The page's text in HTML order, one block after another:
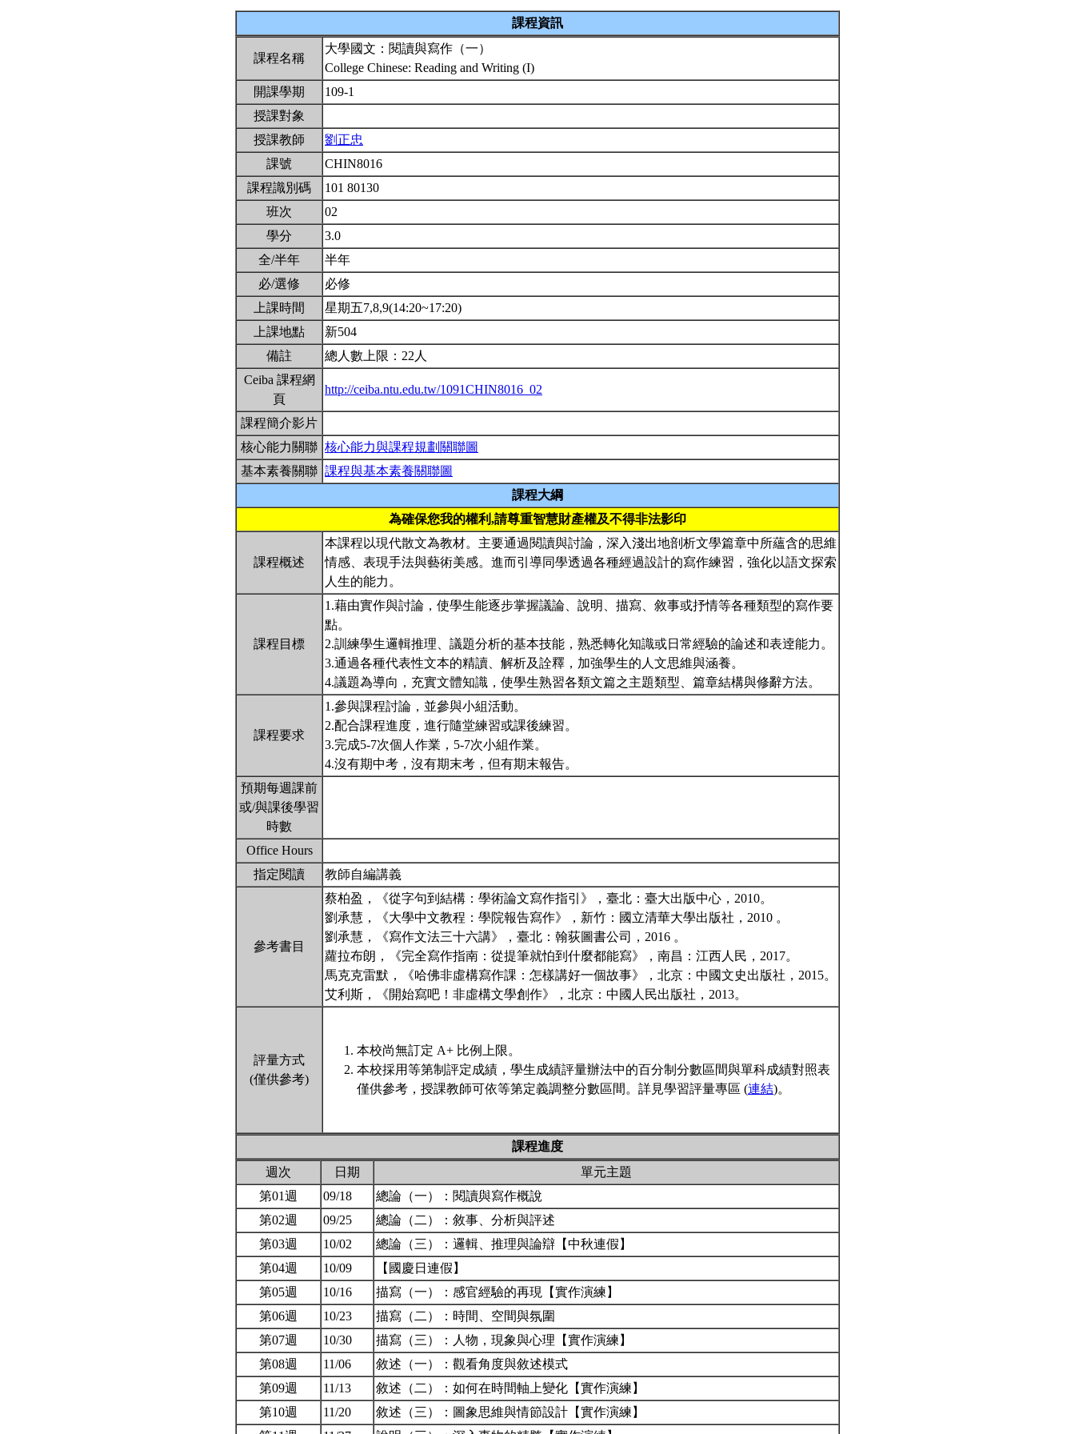
課程資訊
課程名稱
大學國文：閱讀與寫作（一）
College Chinese: Reading and Writing (I)
開課學期
109-1
授課對象
授課教師
劉正忠
課號
CHIN8016
課程識別碼
101 80130
班次
02
學分
3.0
全/半年
半年
必/選修
必修
上課時間
星期五7,8,9(14:20~17:20)
上課地點
新504
備註
總人數上限：22人
Ceiba 課程網
頁
http://ceiba.ntu.edu.tw/1091CHIN8016_02
課程簡介影片
核心能力關聯 核心能力與課程規劃關聯圖
基本素養關聯 課程與基本素養關聯圖
課程大綱
為確保您我的權利,請尊重智慧財產權及不得非法影印
課程概述
本課程以現代散文為教材。主要通過閱讀與討論，深入淺出地剖析文學篇章中所蘊含的思維
情感、表現手法與藝術美感。進而引導同學透過各種經過設計的寫作練習，強化以語文探索
人生的能力。
課程目標
1.藉由實作與討論，使學生能逐步掌握議論、說明、描寫、敘事或抒情等各種類型的寫作要
點。
2.訓練學生邏輯推理、議題分析的基本技能，熟悉轉化知識或日常經驗的論述和表逹能力。
3.通過各種代表性文本的精讀、解析及詮釋，加強學生的人文思維與涵養。
4.議題為導向，充實文體知識，使學生熟習各類文篇之主題類型、篇章結構與修辭方法。
課程要求
1.參與課程討論，並參與小組活動。
2.配合課程進度，進行隨堂練習或課後練習。
3.完成5-7次個人作業，5-7次小組作業。
4.沒有期中考，沒有期末考，但有期末報告。
預期每週課前
或/與課後學習
時數
Office Hours
指定閱讀
教師自編講義
參考書目
蔡柏盈，《從字句到結構：學術論文寫作指引》，臺北：臺大出版中心，2010。
劉承慧，《大學中文教程：學院報告寫作》，新竹：國立清華大學出版社，2010 。
劉承慧，《寫作文法三十六講》，臺北：翰荻圖書公司，2016 。
蘿拉布朗，《完全寫作指南：從提筆就怕到什麼都能寫》，南昌：江西人民，2017。
馬克克雷默，《哈佛非虛構寫作課：怎樣講好一個故事》，北京：中國文史出版社，2015。
艾利斯，《開始寫吧！非虛構文學創作》，北京：中國人民出版社，2013。
評量方式
(僅供參考)
本校尚無訂定 A+ 比例上限。
本校採用等第制評定成績，學生成績評量辦法中的百分制分數區間與單科成績對照表
僅供參考，授課教師可依等第定義調整分數區間。詳見學習評量專區 (連結)。
課程進度
週次
日期
單元主題
第01週
09/18
總論（一）：閱讀與寫作概說
第02週
09/25
總論（二）：敘事、分析與評述
第03週
10/02
總論（三）：邏輯、推理與論辯【中秋連假】
第04週
10/09
【國慶日連假】
第05週
10/16
描寫（一）：感官經驗的再現【實作演練】
第06週
10/23
描寫（二）：時間、空間與氛圍
第07週
10/30
描寫（三）：人物，現象與心理【實作演練】
第08週
11/06
敘述（一）：觀看角度與敘述模式
第09週
11/13
敘述（二）：如何在時間軸上變化【實作演練】
第10週
11/20
敘述（三）：圖象思維與情節設計【實作演練】